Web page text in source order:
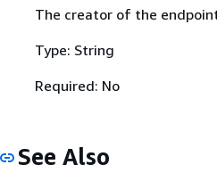
The creator of the
Type: String
Required: No
See Also